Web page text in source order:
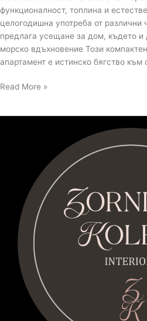
функционалност, топлина и
целогодишна употреба от различни
предлага усещане за дом, където и
морско вдъхновение Този
апартамент е истинско бягство към
Read More »